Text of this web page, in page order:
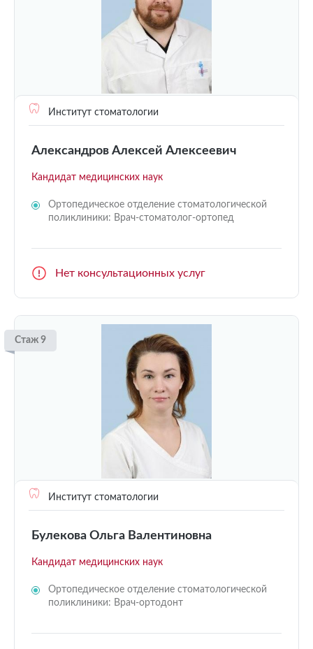
Институт стоматологии
Александров Алексей Алексеевич
Кандидат медицинских наук
Ортопедическое отделение стоматологической
поликлиники: Врач-стоматолог-ортопед
Нет консультационных услуг
Стаж 9
Институт стоматологии
Булекова Ольга Валентиновна
Кандидат медицинских наук
Ортопедическое отделение стоматологической
поликлиники: Врач-ортодонт